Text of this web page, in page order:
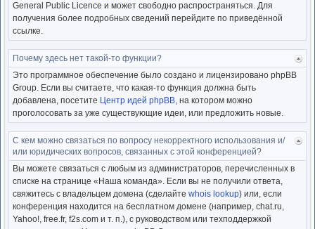
General Public Licence и может свободно распространяться. Для
получения более подробных сведений перейдите по приведённой
ссылке.
к
Почему здесь нет такой-то функции?
Это программное обеспечение было создано и лицензировано phpBB
Group. Если вы считаете, что какая-то функция должна быть
добавлена, посетите Центр идей phpBB, на котором можно
проголосовать за уже существующие идеи, или предложить новые.
С кем можно связаться по вопросу некорректного использования и/
или юридических вопросов, связанных с этой конференцией?
Вы можете связаться с любым из администраторов, перечисленных в
списке на странице «Наша команда». Если вы не получили ответа,
свяжитесь с владельцем домена (сделайте whois lookup) или, если
конференция находится на бесплатном домене (например, chat.ru,
Yahoo!, free.fr, f2s.com и т. п.), с руководством или техподдержкой